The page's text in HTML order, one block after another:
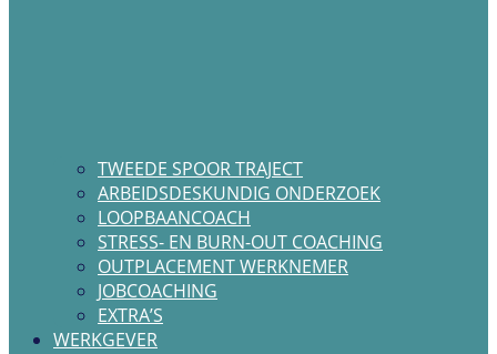
TWEEDE SPOOR TRAJECT
ARBEIDSDESKUNDIG ONDERZOEK
LOOPBAANCOACH
STRESS- EN BURN-OUT COACHING
OUTPLACEMENT WERKNEMER
JOBCOACHING
EXTRA’S
WERKGEVER